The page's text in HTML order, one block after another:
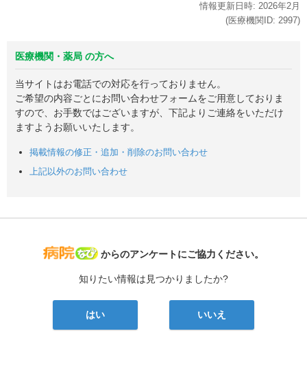
情報更新日時: 2026年2月
(医療機関ID: 2997)
医療機関・薬局 の方へ
当サイトはお電話での対応を行っておりません。
ご希望の内容ごとにお問い合わせフォームをご用意しておりま
すので、お手数ではございますが、下記よりご連絡をいただけ
ますようお願いいたします。
掲載情報の修正・追加・削除のお問い合わせ
上記以外のお問い合わせ
病院なび
からのアンケートにご協力ください。
知りたい情報は見つかりましたか?
はい いいえ